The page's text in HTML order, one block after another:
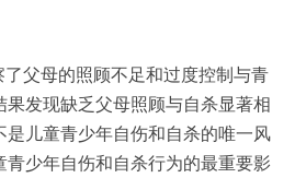
父母的照顾不足和过度控制与青
发现缺乏父母照顾与自杀显著相
儿童青少年自伤和自杀的唯一风
少年自伤和自杀行为的最重要影